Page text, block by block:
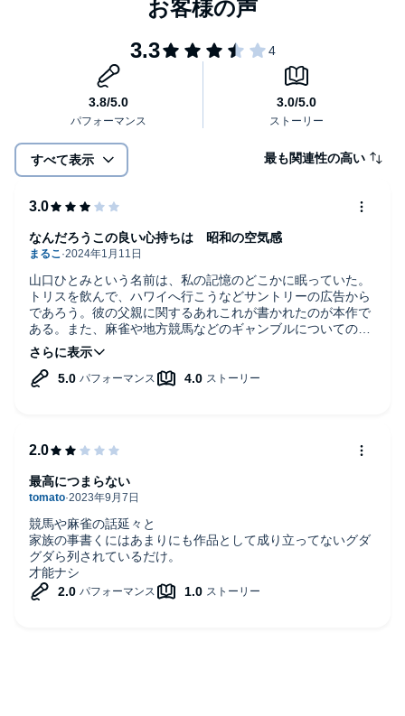
すべて表示 最も関連性の高い
山口ひとみという名前は、私の記憶のどこかに眠っていた。
トリスを飲んで、ハワイへ行こうなどサントリーの広告から
であろう。彼の父親に関するあれこれが書かれたのが本作で
ある。また、麻雀や地方競馬などのギャンブルについての記
述も多くある。昭和の空気が存分も楽しめる1冊である。
なんだろうこの良い心持ちは 昭和の空気感
競馬や麻雀の話延々と
家族の事書くにはあまりにも作品として成り立ってないグダ
グダら列されているだけ。
才能ナシ
最高につまらない